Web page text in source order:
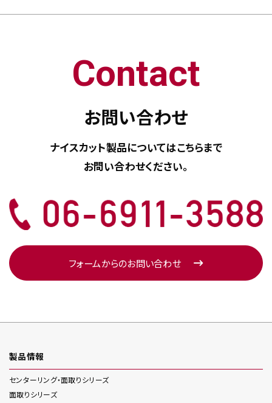
Contact
お問い合わせ
ナイスカット製品についてはこちらまで
お問い合わせください。
フォームからのお問い合わせ
製品情報
センターリング・面取りシリーズ
面取りシリーズ